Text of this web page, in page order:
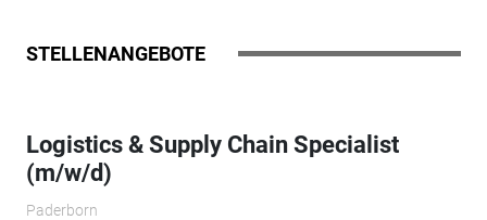
STELLENANGEBOTE
Logistics & Supply Chain Specialist
(m/w/d)
Paderborn